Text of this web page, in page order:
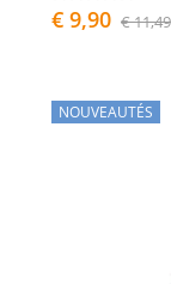
€ 9,90 € 11,49
NOUVEAUTÉS